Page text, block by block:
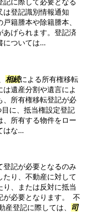
記に際して必要となる
は登記識別情報通知
戸籍謄本や除籍謄本、
あげられます。登記済
については...
相続による所有権移転
は遺産分割や遺言によ
、所有権移転登記が必
に、抵当権設定登記
、所有する物件をロー
はな...
登記が必要となるのみ
たり、不動産に対して
り、または反対に抵当
が必要となります。 不
産登記に際しては、
司